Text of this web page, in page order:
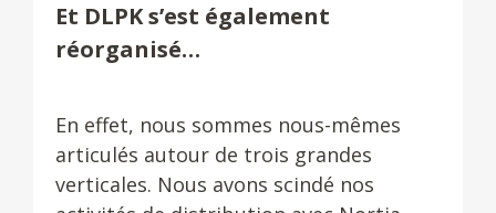
Et DLPK s’est également
réorganisé…
En effet, nous sommes nous-mêmes
articulés autour de trois grandes
verticales. Nous avons scindé nos